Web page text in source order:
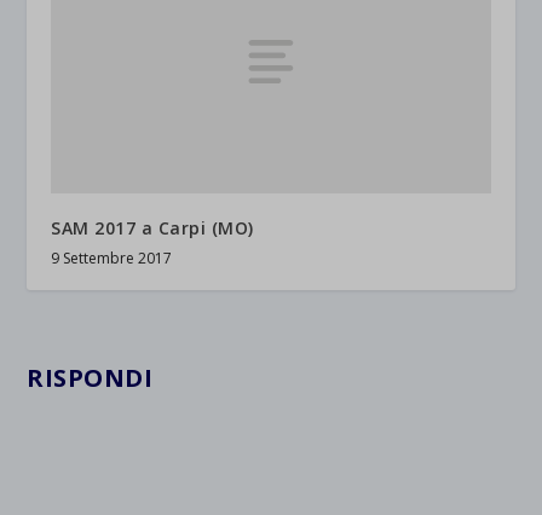
SAM 2017 a Carpi (MO)
9 Settembre 2017
RISPONDI